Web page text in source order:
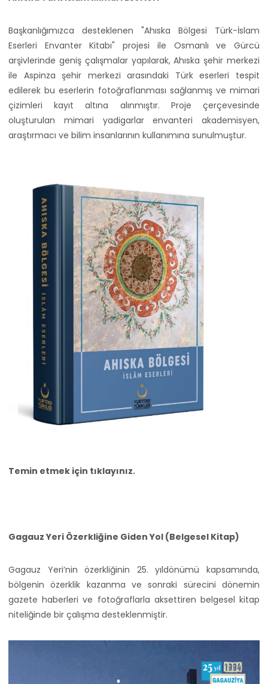
Başkanlığımızca desteklenen "Ahıska Bölgesi Türk-İslam
Eserleri Envanter Kitabı" projesi ile Osmanlı ve Gürcü
arşivlerinde geniş çalışmalar yapılarak, Ahıska şehir merkezi
ile Aspinza şehir merkezi arasındaki Türk eserleri tespit
edilerek bu eserlerin fotoğraflanması sağlanmış ve mimari
çizimleri kayıt altına alınmıştır. Proje çerçevesinde
oluşturulan mimari yadigarlar envanteri akademisyen,
araştırmacı ve bilim insanlarının kullanımına sunulmuştur.
Temin etmek için tıklayınız.
Gagauz Yeri Özerkliğine Giden Yol (Belgesel Kitap)
Gagauz Yeri’nin özerkliğinin 25. yıldönümü kapsamında,
bölgenin özerklik kazanma ve sonraki sürecini dönemin
gazete haberleri ve fotoğraflarla aksettiren belgesel kitap
niteliğinde bir çalışma desteklenmiştir.